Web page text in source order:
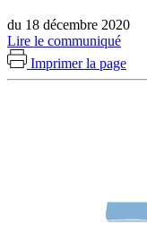
du 18 décembre 2020
Lire le communiqué
Imprimer la page